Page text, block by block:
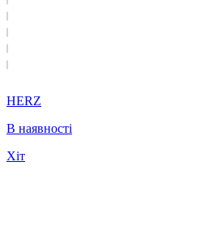
HERZ
В наявності
Хіт